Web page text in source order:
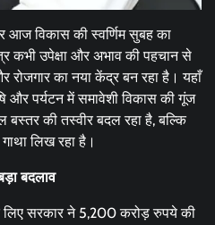
आज विकास की स्वर्णिम सुबह का
कभी उपेक्षा और अभाव की पहचान से
का नया केंद्र बन रहा है। यहाँ
और पर्यटन में समावेशी विकास की गूंज
की तस्वीर बदल रहा है, बल्कि
लिख रहा है।
बदलाव
सरकार ने 5,200 करोड़ रुपये की